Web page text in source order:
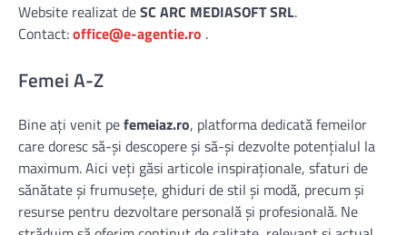
Website realizat deSC ARC MEDIASOFT SRL.
Contact:office@e-agentie.ro .
Femei A-Z
Bine ați venit pefemeiaz.ro, platforma dedicată femeilor
care doresc să-și descopere și să-și dezvolte potențialul la
maximum. Aici veți găsi articole inspiraționale, sfaturi de
sănătate și frumusețe, ghiduri de stil și modă, precum și
resurse pentru dezvoltare personală și profesională. Ne